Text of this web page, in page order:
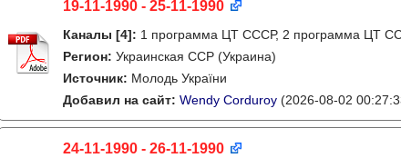
19-11-1990 - 25-11-1990
Каналы [4]: 1 программа ЦТ СССР, 2 программа ЦТ
Регион: Украинская ССР (Украина)
Источник: Молодь України
Добавил на сайт: Wendy Corduroy (2026-08-02
24-11-1990 - 26-11-1990